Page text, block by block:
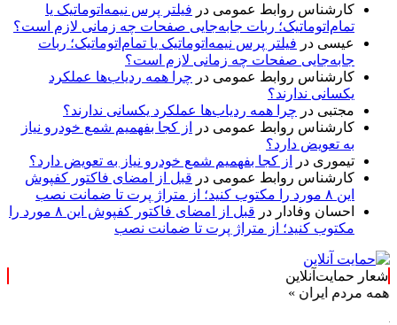
کارشناس روابط عمومی در فیلتر پرس نیمه‌اتوماتیک یا
تمام‌اتوماتیک؛ ربات جابه‌جایی صفحات چه زمانی لازم است؟
عیسی در فیلتر پرس نیمه‌اتوماتیک یا تمام‌اتوماتیک؛ ربات
جابه‌جایی صفحات چه زمانی لازم است؟
کارشناس روابط عمومی در چرا همه ردیاب‌ها عملکرد
یکسانی ندارند؟
مجتبی در چرا همه ردیاب‌ها عملکرد یکسانی ندارند؟
کارشناس روابط عمومی در
از کجا بفهمیم شمع خودرو نیاز
به تعویض دارد؟
تیموری در
از کجا بفهمیم شمع خودرو نیاز به تعویض دارد؟
کارشناس روابط عمومی در قبل از امضای فاکتور کفپوش
این ۸ مورد را مکتوب کنید؛ از متراژ پرت تا ضمانت نصب
احسان وفادار در
قبل از امضای فاکتور کفپوش این ۸ مورد را
مکتوب کنید؛ از متراژ پرت تا ضمانت نصب
شعار حمایت‌آنلاین
ایران »